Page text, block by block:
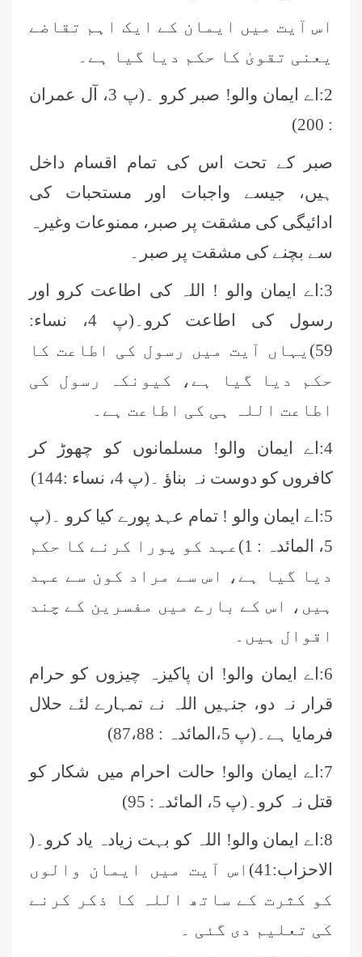
اس آیت میں ایمان کے ایک اہم تقاضے
یعنی تقویٰ کا حکم دیا گیا ہے۔
2:اے ایمان والو! صبر کرو ۔(پ 3، آل عمران
: 200)
صبر کے تحت اس کی تمام اقسام داخل
ہیں، جیسے واجبات اور مستحبات کی
ادائیگی کی مشقت پر صبر، ممنوعات وغیرہ
سے بچنے کی مشقت پر صبر۔
3:اے ایمان والو ! اللہ کی اطاعت کرو اور
رسول کی اطاعت کرو۔(پ 4، نساء:
59)یہاں آیت میں رسول کی اطاعت کا
حکم دیا گیا ہے، کیونکہ رسول کی
اطاعت اللہ ہی کی اطاعت ہے۔
4:اے ایمان والو! مسلمانوں کو چھوڑ کر
کافروں کو دوست نہ بناؤ ۔(پ 4، نساء :144)
5:اے ایمان والو ! تمام عہد پورے کیا کرو ۔(پ
5، المائدہ : 1)عہد کو پورا کرنے کا حکم
دیا گیا ہے، اس سے مراد کون سے عہد
ہیں، اس کے بارے میں مفسرین کے چند
اقوال ہیں۔
6:اے ایمان والو! ان پاکیزہ چیزوں کو حرام
قرار نہ دو، جنہیں اللہ نے تمہارے لئے حلال
فرمایا ہے۔(پ 5،المائدہ : 87،88)
7:اے ایمان والو! حالت احرام میں شکار کو
قتل نہ کرو۔(پ 5، المائدہ: 95)
8:اے ایمان والو! اللہ کو بہت زیادہ یاد کرو۔(
الاحزاب:41)اس آیت میں ایمان والوں
کو کثرت کے ساتھ اللہ کا ذکر کرنے
کی تعلیم دی گئی ۔